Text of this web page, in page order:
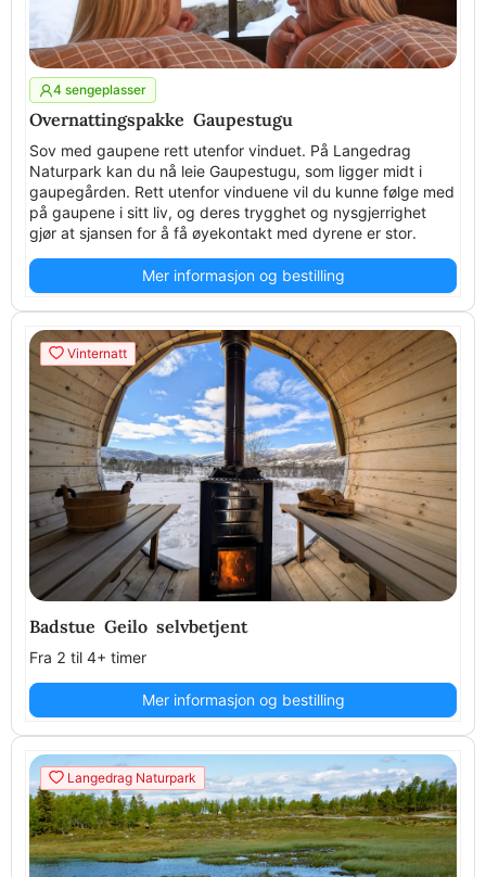
4 sengeplasser
Overnattingspakke Gaupestugu
Sov med gaupene rett utenfor vinduet. På Langedrag
Naturpark kan du nå leie Gaupestugu, som ligger midt i
gaupegården. Rett utenfor vinduene vil du kunne følge med
på gaupene i sitt liv, og deres trygghet og nysgjerrighet
gjør at sjansen for å få øyekontakt med dyrene er stor.
Mer informasjon og bestilling
Vinternatt
Badstue Geilo selvbetjent
Fra 2 til 4+ timer
Mer informasjon og bestilling
Langedrag Naturpark